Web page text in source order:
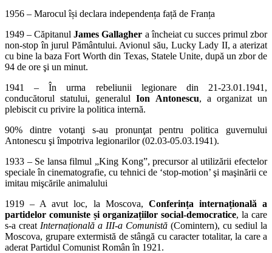
1956 – Marocul își declara independența față de Franța
1949 – CăpitanulJames Gallagher a încheiat cu succes primul zbor
non-stop în jurul Pământului. Avionul său, Lucky Lady II, a aterizat
cu bine la baza Fort Worth din Texas, Statele Unite, după un zbor de
94 de ore şi un minut.
1941 – În urma rebeliunii legionare din 21-23.01.1941,
conducătorul statului, generalulIon Antonescu, a organizat un
plebiscit cu privire la politica internă.
90% dintre votanţi s-au pronunţat pentru politica guvernului
Antonescu şi împotriva legionarilor (02.03-05.03.1941).
1933 – Se lansa filmul „King Kong”, precursor al utilizării efectelor
speciale în cinematografie, cu tehnici de ‘stop-motion’ şi maşinării ce
imitau mişcările animalului
1919 – A avut loc, la Moscova, Conferința internațională a
partidelor comuniste și organizațiilor social-democratice, la care
s-a creat Internațională a III-a Comunistă (Comintern), cu sediul la
Moscova, grupare extermistă de stângă cu caracter totalitar, la care a
aderat Partidul Comunist Român în 1921.